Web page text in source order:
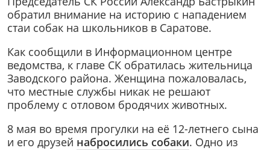
обратил внимание на историю с нападением
стаи собак на школьников в Саратове.
Как сообщили в Информационном центре
ведомства, к главе СК обратилась жительница
Заводского района. Женщина пожаловалась,
что местные службы никак не решают
проблему с отловом бродячих животных.
8 мая во время прогулки на её 12-летнего сына
и его друзей набросились собаки. Одно из